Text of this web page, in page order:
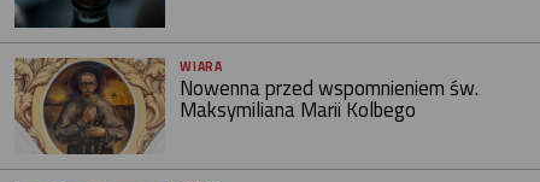
WIARA
Nowenna przed wspomnieniem św.
Maksymiliana Marii Kolbego